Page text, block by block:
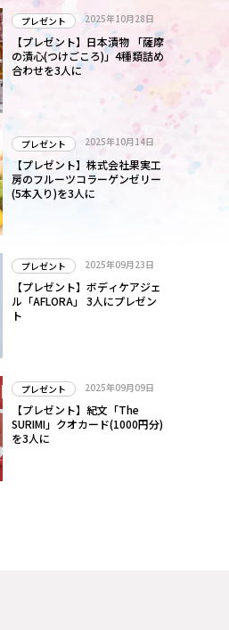
プレゼント 2025年10月28日
【プレゼント】日本漬物 「薩摩
の漬心(つけごころ)」4種類詰め
合わせを3人に
プレゼント 2025年10月14日
【プレゼント】株式会社果実工
房のフルーツコラーゲンゼリー
(5本入り)を3人に
プレゼント 2025年09月23日
【プレゼント】ボディケアジェ
ル「AFLORA」 3人にプレゼン
ト
プレゼント 2025年09月09日
【プレゼント】紀文「The
SURIMI」クオカード(1000円分)
を3人に